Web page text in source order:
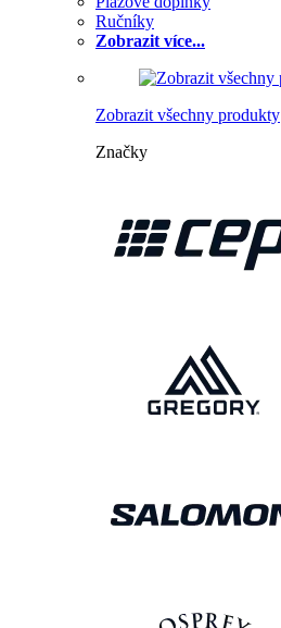
Ručníky
Zobrazit více...
Zobrazit všechny produkty
Značky